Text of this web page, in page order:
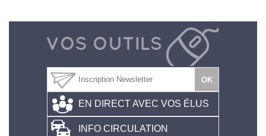
EN DIRECT AVEC VOS ÉLUS
INFO CIRCULATION